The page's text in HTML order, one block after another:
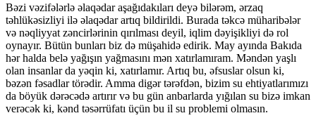
Bəzi vəzifələrlə əlaqədar aşağıdakıları deyə bilərəm, ərzaq
təhlükəsizliyi ilə əlaqədar artıq bildirildi. Burada təkcə müharibələr
və nəqliyyat zəncirlərinin qırılması deyil, iqlim dəyişikliyi də rol
oynayır. Bütün bunları biz də müşahidə edirik. May ayında Bakıda
hər halda belə yağışın yağmasını mən xatırlamıram. Məndən yaşlı
olan insanlar da yəqin ki, xatırlamır. Artıq bu, əfsuslar olsun ki,
bəzən fəsadlar törədir. Amma digər tərəfdən, bizim su ehtiyatlarımızı
da böyük dərəcədə artırır və bu gün anbarlarda yığılan su bizə imkan
verəcək ki, kənd təsərrüfatı üçün bu il su problemi olmasın.